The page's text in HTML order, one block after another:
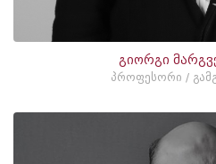
გიორგი
პროფესორი /